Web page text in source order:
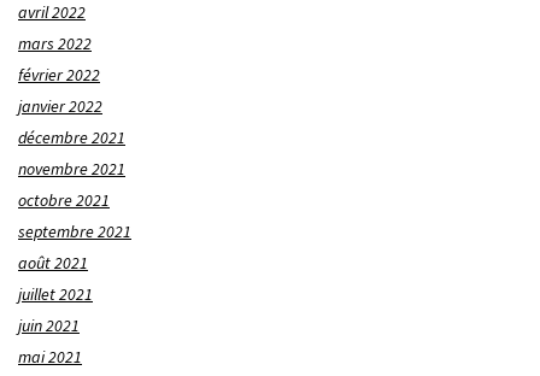
avril 2022
mars 2022
février 2022
janvier 2022
décembre 2021
novembre 2021
octobre 2021
septembre 2021
août 2021
juillet 2021
juin 2021
mai 2021